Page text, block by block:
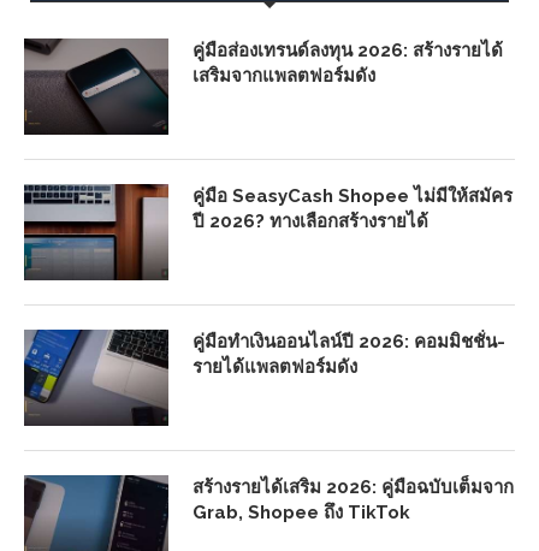
คู่มือส่องเทรนด์ลงทุน 2026: สร้างรายได้
เสริมจากแพลตฟอร์มดัง
คู่มือ SeasyCash Shopee ไม่มีให้สมัคร
ปี 2026? ทางเลือกสร้างรายได้
คู่มือทำเงินออนไลน์ปี 2026: คอมมิชชั่น-
รายได้แพลตฟอร์มดัง
สร้างรายได้เสริม 2026: คู่มือฉบับเต็มจาก
Grab, Shopee ถึง TikTok